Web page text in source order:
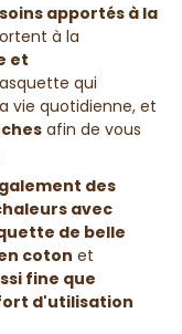
soins apportés à la
à la
et
qui
vie quotidienne, et
afin de vous
des
avec
de belle
coton et
fine que
d'utilisation